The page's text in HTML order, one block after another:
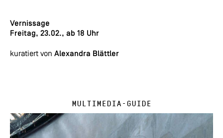
Vernissage
Freitag, 23.02., ab 18 Uhr
kuratiert von Alexandra Blättler
Multimedia-Guide